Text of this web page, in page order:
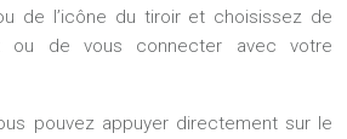
de l’icône du tiroir et choisissez de
ou de vous connecter avec votre
pouvez appuyer directement sur le